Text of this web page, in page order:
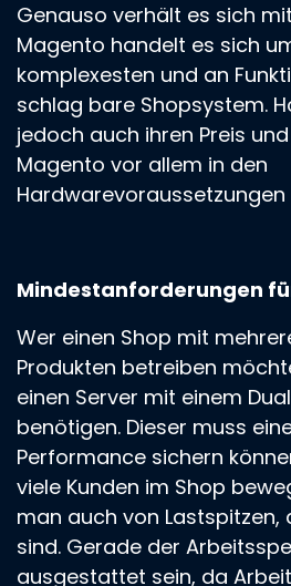
Genauso verhält es sich
Magento handelt es sich
komplexesten und an
schlag bare Shopsystem.
jedoch auch ihren Preis
Magento vor allem in den
Mindestanforderungen
Wer einen Shop mit
Produkten betreiben
einen Server mit einem
benötigen. Dieser muss
Performance sichern
viele Kunden im Shop
man auch von Lastspitzen,
sind. Gerade der
ausgestattet sein, da